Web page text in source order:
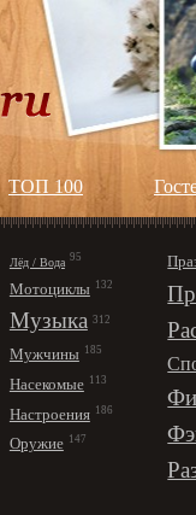
ТОП 100
Лёд / Вода 95
Мотоциклы 132
Музыка 312
Мужчины 185
Насекомые 113
Настроения 186
Оружие 147